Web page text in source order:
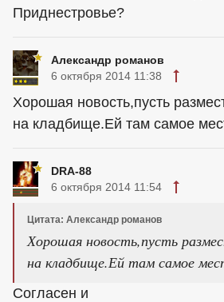
Приднестровье?
Александр романов
6 октября 2014 11:38
Хорошая новость,пусть
на кладбище.Ей там самое
DRA-88
6 октября 2014 11:54
Цитата: Александр романов
Хорошая новость,пусть
на кладбище.Ей там самое
Согласен и